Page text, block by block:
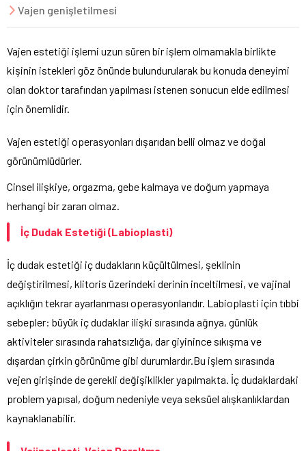
Vajen genişletilmesi
Vajen estetiği işlemi uzun süren bir işlem olmamakla birlikte
kişinin istekleri göz önünde bulundurularak bu konuda deneyimi
olan doktor tarafından yapılması istenen sonucun elde edilmesi
için önemlidir.
Vajen estetiği operasyonları dışarıdan belli olmaz ve doğal
görünümlüdürler.
Cinsel ilişkiye, orgazma, gebe kalmaya ve doğum yapmaya
herhangi bir zararı olmaz.
İç Dudak Estetiği (Labioplasti)
İç dudak estetiği iç dudakların küçültülmesi, şeklinin
değiştirilmesi, klitoris üzerindeki derinin inceltilmesi, ve vajinal
açıklığın tekrar ayarlanması operasyonlarıdır. Labioplasti için tıbbi
sebepler: büyük iç dudaklar ilişki sırasında ağrıya, günlük
aktiviteler sırasında rahatsızlığa, dar giyinince sıkışma ve
dışardan çirkin görünüme gibi durumlardır.Bu işlem sırasında
vejen girişinde de gerekli değişiklikler yapılmakta. İç dudaklardaki
problem yapısal, doğum nedeniyle veya seksüel alışkanlıklardan
kaynaklanabilir.